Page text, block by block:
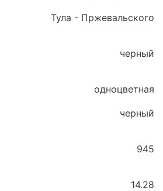
Тула - Пржевальского
черный
одноцветная
черный
945
14.28